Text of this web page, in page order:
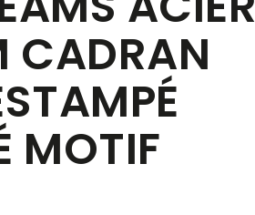
CADRAN
MOTIF